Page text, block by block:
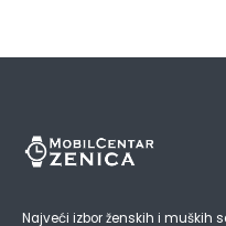
Najveći izbor ženskih i muških